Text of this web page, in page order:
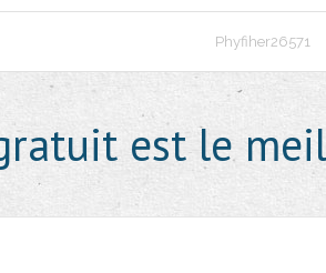
Phyfiher26571
est le